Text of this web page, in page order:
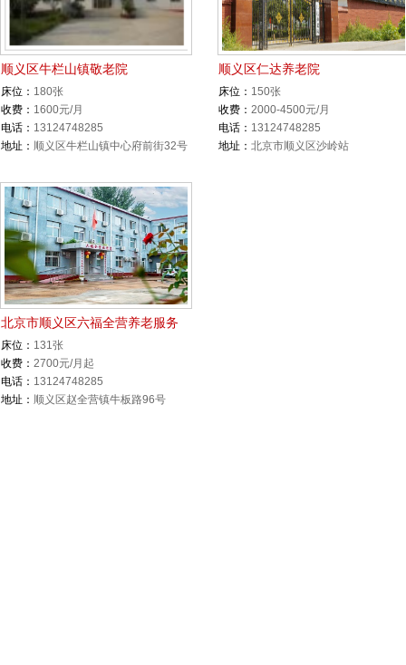
顺义区牛栏山镇敬老院
床位： 180张
收费： 1600元/月
电话： 13124748285
地址： 顺义区牛栏山镇中心府前街32号
顺义区仁达养老院
床位： 150张
收费： 2000-4500元/月
电话： 13124748285
地址： 北京市顺义区沙岭站
北京市顺义区六福全营养老服务
床位： 131张
收费： 2700元/月起
电话： 13124748285
地址： 顺义区赵全营镇牛板路96号